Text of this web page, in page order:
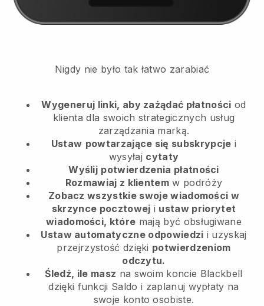
Nigdy nie było tak łatwo zarabiać
Wygeneruj linki, aby zażądać płatności od
klientadla swoich strategicznych usług
zarządzania marką.
Ustaw powtarzające się subskrypcje i
wysyłaj cytaty
Wyślij potwierdzenia płatności
Rozmawiaj z klientem w podróży
Zobacz wszystkie swoje wiadomości w
skrzynce pocztowej i ustaw priorytet
wiadomości, które mają być obsługiwane
Ustaw automatyczne odpowiedzi i uzyskaj
przejrzystość dzięki potwierdzeniom
odczytu.
Śledź, ile masz na swoim koncie Blackbell
dzięki funkcji Saldo i zaplanuj wypłaty na
swoje konto osobiste.